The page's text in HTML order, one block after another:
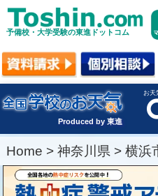
予備校・大学受験の東進ドットコム
Produced by 東進
お天
Home > 神奈川県 > 横浜